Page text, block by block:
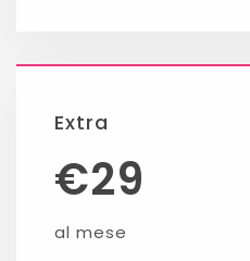
Extra
€29
al mese